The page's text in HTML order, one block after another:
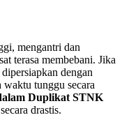
mengantri dan
terasa membebani. Jika
dengan
waktu tunggu secara
Duplikat STNK
drastis.